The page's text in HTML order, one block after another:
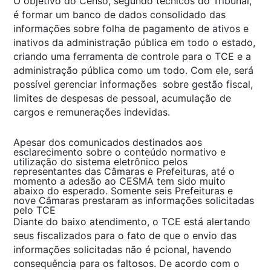
é formar um banco de dados consolidado das
informações sobre folha de pagamento de ativos e
inativos da administração pública em todo o estado,
criando uma ferramenta de controle para o TCE e a
administração pública como um todo. Com ele, será
possível gerenciar informações sobre gestão fiscal,
limites de despesas de pessoal, acumulação de
cargos e remunerações indevidas.
Apesar dos comunicados destinados aos
esclarecimento sobre o conteúdo normativo e
utilização do sistema eletrônico pelos
representantes das Câmaras e Prefeituras, até o
momento a adesão ao CESMA tem sido muito
abaixo do esperado. Somente seis Prefeituras e
nove Câmaras prestaram as informações solicitadas
pelo TCE
Diante do baixo atendimento, o TCE está alertando
seus fiscalizados para o fato de que o envio das
informações solicitadas não é pcional, havendo
consequência para os faltosos. De acordo com o